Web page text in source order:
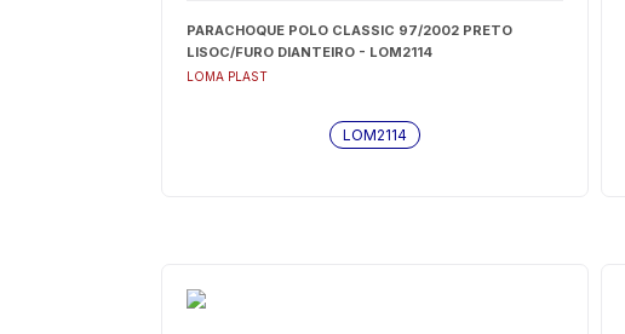
PARACHOQUE POLO CLASSIC 97/2002 PRETO
LISOC/FURO DIANTEIRO - LOM2114
LOMA PLAST
LOM2114